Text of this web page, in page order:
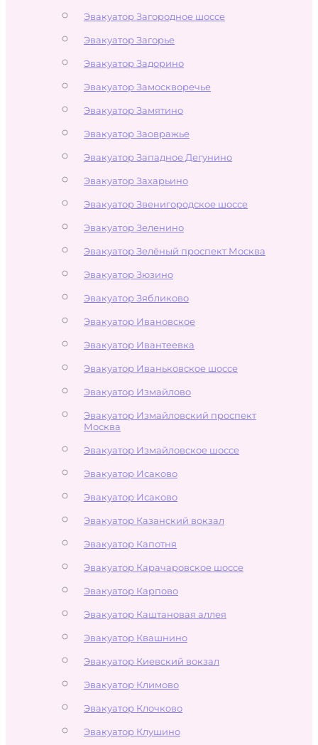
Эвакуатор Загородное шоссе
Эвакуатор Загорье
Эвакуатор Задорино
Эвакуатор Замоскворечье
Эвакуатор Замятино
Эвакуатор Заовражье
Эвакуатор Западное Дегунино
Эвакуатор Захарьино
Эвакуатор Звенигородское шоссе
Эвакуатор Зеленино
Эвакуатор Зелёный проспект Москва
Эвакуатор Зюзино
Эвакуатор Зябликово
Эвакуатор Ивановское
Эвакуатор Ивантеевка
Эвакуатор Иваньковское шоссе
Эвакуатор Измайлово
Эвакуатор Измайловский проспект
Москва
Эвакуатор Измайловское шоссе
Эвакуатор Исаково
Эвакуатор Исаково
Эвакуатор Казанский вокзал
Эвакуатор Капотня
Эвакуатор Карачаровское шоссе
Эвакуатор Карпово
Эвакуатор Каштановая аллея
Эвакуатор Квашнино
Эвакуатор Киевский вокзал
Эвакуатор Климово
Эвакуатор Клочково
Эвакуатор Клушино